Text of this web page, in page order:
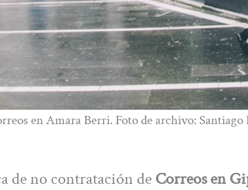
en Amara Berri. Foto de archivo: Santiago
de no contratación deCorreos en